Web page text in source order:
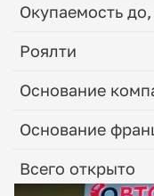
Окупаемость
Роялти
Основание
Основание
Всего открыто